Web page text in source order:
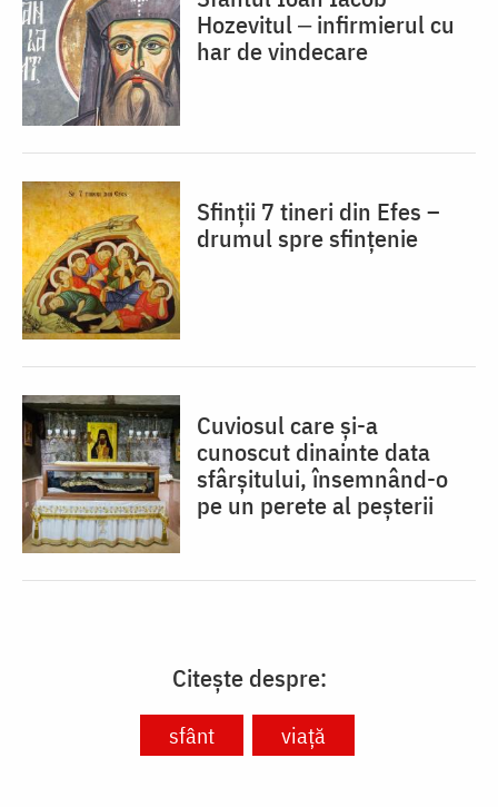
Hozevitul ‒ infirmierul cu
har de vindecare
Sfinții 7 tineri din Efes –
drumul spre sfințenie
Cuviosul care și-a
cunoscut dinainte data
sfârșitului, însemnând-o
pe un perete al peșterii
Citește despre:
sfânt viață